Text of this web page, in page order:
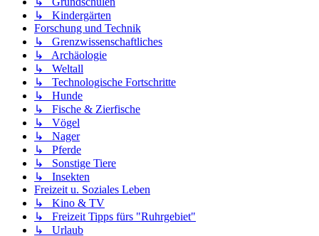
↳ Kindergärten
Forschung und Technik
↳ Grenzwissenschaftliches
↳ Archäologie
↳ Weltall
↳ Technologische Fortschritte
↳ Hunde
↳ Fische & Zierfische
↳ Vögel
↳ Nager
↳ Pferde
↳ Sonstige Tiere
↳ Insekten
Freizeit u. Soziales Leben
↳ Kino & TV
↳ Freizeit Tipps fürs "Ruhrgebiet"
↳ Urlaub